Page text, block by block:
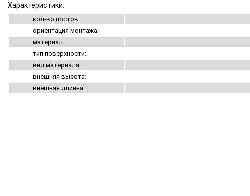
Характеристики:
кол-во постов:
ориентация монтажа:
материал:
тип поверхности:
вид материала:
внешняя высота:
внешняя длинна: